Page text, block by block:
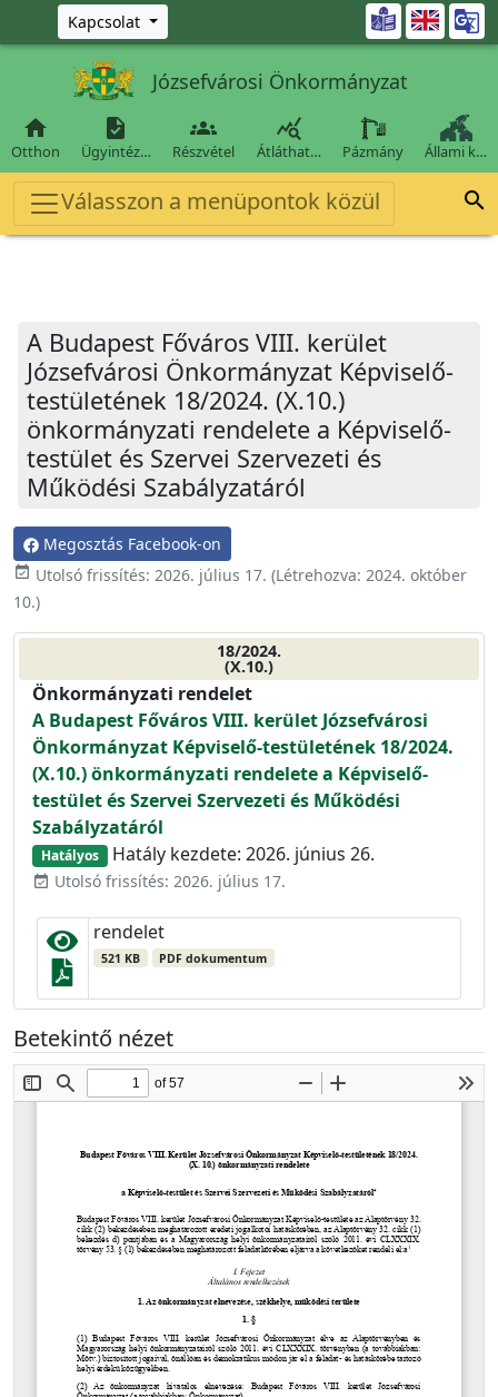
Ugrás a fő tartalomra
Kapcsolat 
Józsefvárosi Önkormányzat

Otthon

Ügyintéz…

Részvétel

Átláthat… Pázmány Állami k…
Válasszon a menüpontok közül 
A Budapest Főváros VIII. kerület
Józsefvárosi Önkormányzat Képviselő-
testületének 18/2024. (X.10.)
önkormányzati rendelete a Képviselő-
testület és Szervei Szervezeti és
Működési Szabályzatáról
Megosztás Facebook-on
event_available Utolsó frissítés: 2026. július 17. (Létrehozva: 2024. október
10.)
18/2024.
(X.10.)
Önkormányzati rendelet
A Budapest Főváros VIII. kerület Józsefvárosi
Önkormányzat Képviselő-testületének 18/2024.
(X.10.) önkormányzati rendelete a Képviselő-
testület és Szervei Szervezeti és Működési
Szabályzatáról
Hatályos Hatály kezdete: 2026. június 26.
event_available Utolsó frissítés: 2026. július 17.
rendelet
521 KB PDF dokumentum
Betekintő nézet